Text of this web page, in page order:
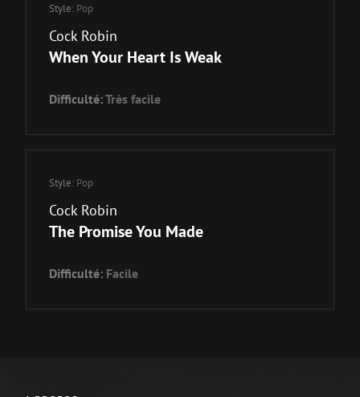
Style: Pop
Cock Robin
When Your Heart Is Weak
Difficulté:Très facile
Style: Pop
Cock Robin
The Promise You Made
Difficulté: Facile